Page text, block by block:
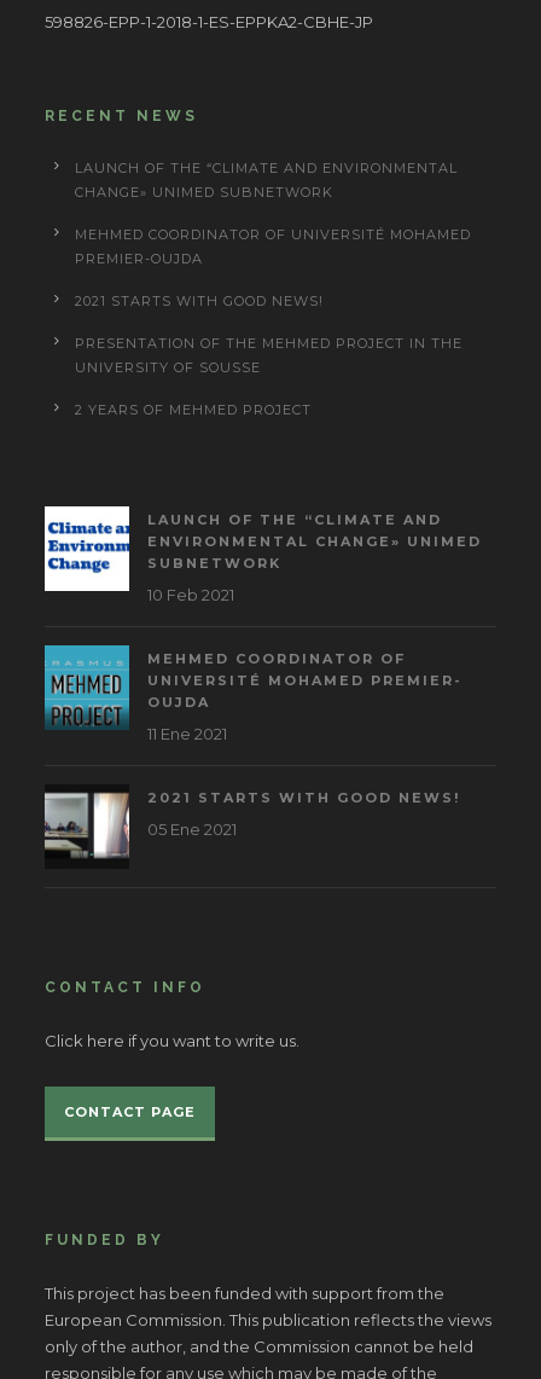
598826-EPP-1-2018-1-ES-EPPKA2-CBHE-JP
RECENT NEWS
LAUNCH OF THE “CLIMATE AND ENVIRONMENTAL
CHANGE» UNIMED SUBNETWORK
MEHMED COORDINATOR OF UNIVERSITÉ MOHAMED
PREMIER-OUJDA
2021 STARTS WITH GOOD NEWS!
PRESENTATION OF THE MEHMED PROJECT IN THE
UNIVERSITY OF SOUSSE
2 YEARS OF MEHMED PROJECT
LAUNCH OF THE “CLIMATE AND
ENVIRONMENTAL CHANGE» UNIMED
SUBNETWORK
10 Feb 2021
MEHMED COORDINATOR OF
UNIVERSITÉ MOHAMED PREMIER-
OUJDA
11 Ene 2021
2021 STARTS WITH GOOD NEWS!
05 Ene 2021
CONTACT INFO
Click here if you want to write us.
CONTACT PAGE
FUNDED BY
This project has been funded with support from the
European Commission. This publication reflects the views
only of the author, and the Commission cannot be held
responsible for any use which may be made of the